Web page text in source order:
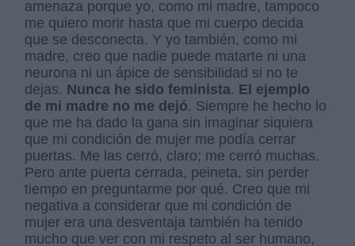
amenaza porque yo, como mi madre, tampoco
me quiero morir hasta que mi cuerpo decida
que se desconecta. Y yo también, como mi
madre, creo que nadie puede matarte ni una
neurona ni un ápice de sensibilidad si no te
dejas. Nunca he sido feminista. El ejemplo
de mi madre no me dejó. Siempre he hecho lo
que me ha dado la gana sin imaginar siquiera
que mi condición de mujer me podía cerrar
puertas. Me las cerró, claro; me cerró muchas.
Pero ante puerta cerrada, peineta, sin perder
tiempo en preguntarme por qué. Creo que mi
negativa a considerar que mi condición de
mujer era una desventaja también ha tenido
mucho que ver con mi respeto al ser humano,